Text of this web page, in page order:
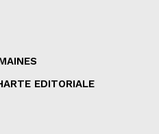
EDITORIALE